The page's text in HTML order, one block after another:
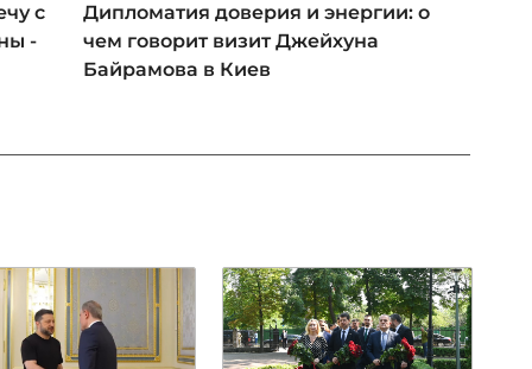
с
-
Дипломатия доверия и энергии: о
чем говорит визит Джейхуна
Байрамова в Киев